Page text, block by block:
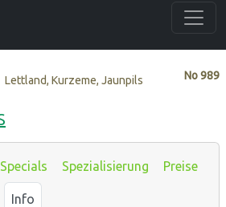
No989
Lettland, Kurzeme, Jaunpils
Specials Spezialisierung Preise
Info